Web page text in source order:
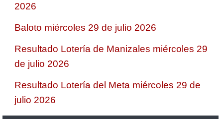
2026
Baloto miércoles 29 de julio 2026
Resultado Lotería de Manizales miércoles 29
de julio 2026
Resultado Lotería del Meta miércoles 29 de
julio 2026